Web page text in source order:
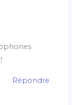
Répondre